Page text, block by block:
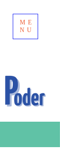
ME
NU